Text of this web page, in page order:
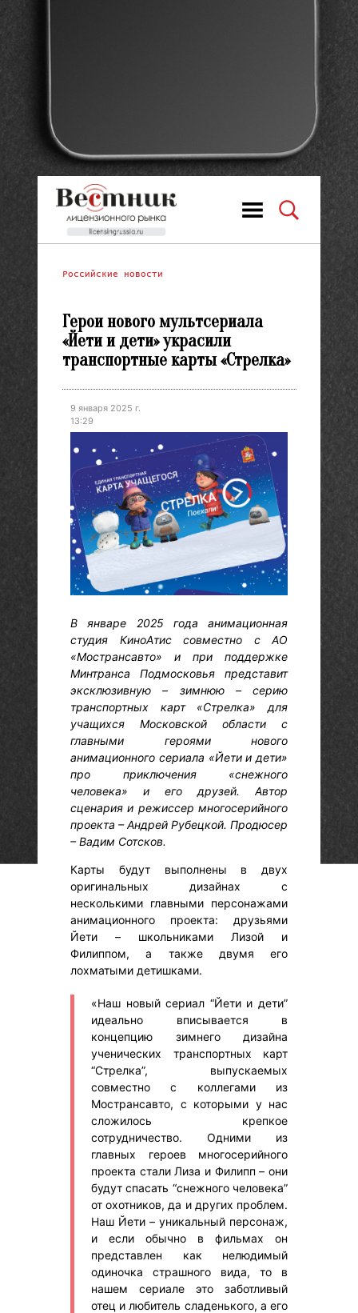
Российские новости
Герои нового мультсериала
«Йети и дети» украсили
транспортные карты «Стрелка»
9 января 2025 г.
13:29
В январе 2025 года анимационная
студия КиноАтис совместно с АО
«Мострансавто» и при поддержке
Минтранса Подмосковья представит
эксклюзивную – зимнюю – серию
транспортных карт «Стрелка» для
учащихся Московской области с
главными героями нового
анимационного сериала «Йети и дети»
про приключения «снежного
человека» и его друзей. Автор
сценария и режиссер многосерийного
проекта – Андрей Рубецкой. Продюсер
– Вадим Сотсков.
Карты будут выполнены в двух
оригинальных дизайнах с
несколькими главными персонажами
анимационного проекта: друзьями
Йети – школьниками Лизой и
Филиппом, а также двумя его
лохматыми детишками.
«Наш новый сериал “Йети и дети”
идеально вписывается в
концепцию зимнего дизайна
ученических транспортных карт
“Стрелка”, выпускаемых
совместно с коллегами из
Мострансавто, с которыми у нас
сложилось крепкое
сотрудничество. Одними из
главных героев многосерийного
проекта стали Лиза и Филипп – они
будут спасать “снежного человека”
от охотников, да и других проблем.
Наш Йети – уникальный персонаж,
и если обычно в фильмах он
представлен как нелюдимый
одиночка страшного вида, то в
нашем сериале это заботливый
отец и любитель сладенького, а его